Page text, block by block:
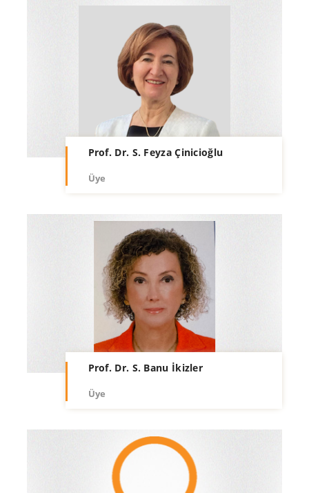
Prof. Dr. S. Feyza Çinicioğlu
Üye
Prof. Dr. S. Banu İkizler
Üye